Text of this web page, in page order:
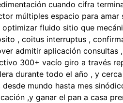
cuando cifra
múltiples espacio para
fluido sitio que
, coitus interruptus ,
admitir aplicación consultas
300+ vacío giro a través
durante todo el año , y
mundo hasta mes
,y ganar el pan a casa